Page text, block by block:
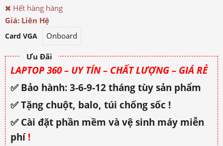
Hết hàng hàng
Giá: Liên Hệ
Card VGA Onboard
Ưu Đãi
LAPTOP 360 – UY TÍN – CHẤT LƯỢNG – GIÁ RẺ
✅ Bảo hành: 3-6-9-12 tháng tùy sản phẩm
✅ Tặng chuột, balo, túi chống sốc !
✅ Cài đặt phần mềm và vệ sinh máy miễn
phí!